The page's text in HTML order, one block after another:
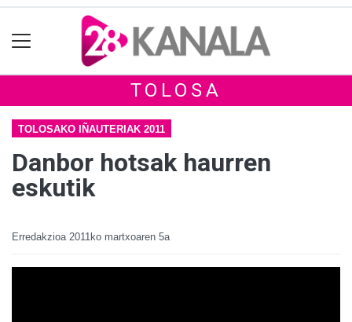
TOLOSA
TOLOSAKO IÑAUTERIAK 2011
Danbor hotsak haurren
eskutik
Erredakzioa 2011ko martxoaren 5a